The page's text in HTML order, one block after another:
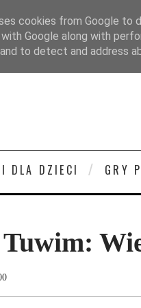
O MNIE KONTAKT/
DLA DZIECI GRY
cookies from Google to
with Google along with
to detect and address